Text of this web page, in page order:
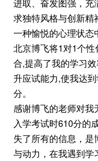
求独特风格与创新
一种愉悦的心理状态
北京博飞将1对1个
合,提高了我的学习
升应试能力,使我达
分。
感谢博飞的老师对
入学考试时610分的
失了所有的信息，
与动力，在我遇到学